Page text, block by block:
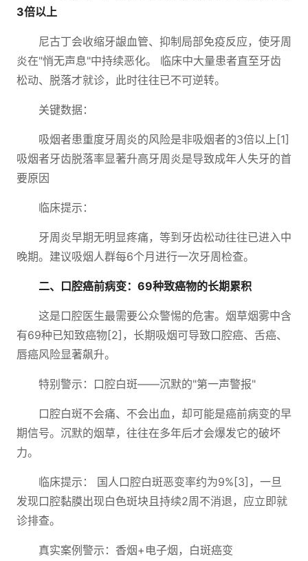
3倍以上
尼古丁会收缩牙龈血管、抑制局部免疫反应，使牙周
炎在"悄无声息"中持续恶化。 临床中大量患者直至牙齿
松动、脱落才就诊，此时往往已不可逆转。
关键数据：
吸烟者患重度牙周炎的风险是非吸烟者的3倍以上[1]
吸烟者牙齿脱落率显著升高牙周炎是导致成年人失牙的首
要原因
临床提示：
牙周炎早期无明显疼痛，等到牙齿松动往往已进入中
晚期。建议吸烟人群每6个月进行一次牙周检查。
二、口腔癌前病变：69种致癌物的长期累积
这是口腔医生最需要公众警惕的危害。烟草烟雾中含
有69种已知致癌物[2]，长期吸烟可导致口腔癌、舌癌、
唇癌风险显著飙升。
特别警示：口腔白斑——沉默的"第一声警报"
口腔白斑不会痛、不会出血，却可能是癌前病变的早
期信号。沉默的烟草，往往在多年后才会爆发它的破坏
力。
临床提示： 国人口腔白斑恶变率约为9%[3]，一旦
发现口腔黏膜出现白色斑块且持续2周不消退，应立即就
诊排查。
真实案例警示：香烟+电子烟，白斑癌变